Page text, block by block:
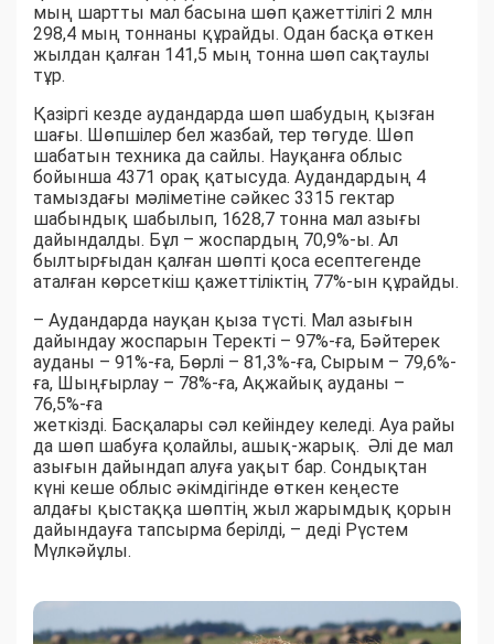
мың шартты мал басына шөп қажеттілігі 2 млн
298,4 мың тоннаны құрайды. Одан басқа өткен
жылдан қалған 141,5 мың тонна шөп сақтаулы
тұр.
Қазіргі кезде аудандарда шөп шабудың қызған
шағы. Шөпшілер бел жазбай, тер төгуде. Шөп
шабатын техника да сайлы. Науқанға облыс
бойынша 4371 орақ қатысуда. Аудандардың 4
тамыздағы мәліметіне сәйкес 3315 гектар
шабындық шабылып, 1628,7 тонна мал азығы
дайындалды. Бұл – жоспардың 70,9%-ы. Ал
былтырғыдан қалған шөпті қоса есептегенде
аталған көрсеткіш қажеттіліктің 77%-ын құрайды.
– Аудандарда науқан қыза түсті. Мал азығын
дайындау жоспарын Теректі – 97%-ға, Бәйтерек
ауданы – 91%-ға, Бөрлі – 81,3%-ға, Сырым – 79,6%-
ға, Шыңғырлау – 78%-ға, Ақжайық ауданы –
76,5%-ға
жеткізді. Басқалары сәл кейіндеу келеді. Ауа райы
да шөп шабуға қолайлы, ашық-жарық. Әлі де мал
азығын дайындап алуға уақыт бар. Сондықтан
күні кеше облыс әкімдігінде өткен кеңесте
алдағы қыстаққа шөптің жыл жарымдық қорын
дайындауға тапсырма берілді, – деді Рүстем
Мүлкәйұлы.